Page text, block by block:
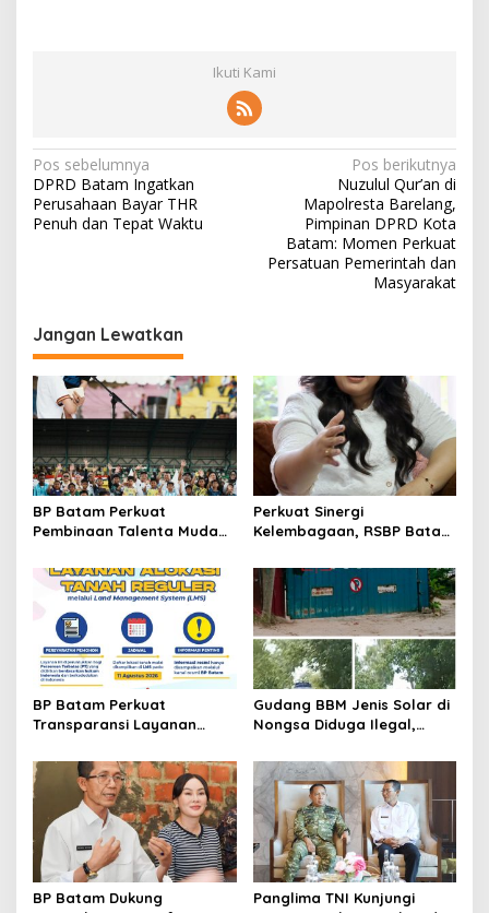
Ikuti Kami
N
a
v
a
s
i
p
o
s
Pos sebelumnya
DPRD Batam Ingatkan
Perusahaan Bayar THR
Penuh dan Tepat Waktu
Pos berikutnya
Nuzulul Qur’an di
Mapolresta Barelang,
Pimpinan DPRD Kota
Batam: Momen Perkuat
Persatuan Pemerintah dan
Masyarakat
Jangan Lewatkan
BP Batam Perkuat
Pembinaan Talenta Muda
International Grassroot
Football Festival 2026
Perkuat Sinergi
Kelembagaan, RSBP Batam
Pelayanan dan
Ketersediaan Obat Aman
BP Batam Perkuat
Transparansi Layanan
Reguler Segera Hadir
Melalui LMS
Gudang BBM Jenis Solar di
Nongsa Diduga Ilegal,
Kencingan Kapal
BP Batam Dukung
Panglima TNI Kunjungi